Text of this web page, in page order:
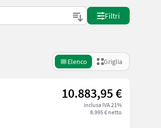
Filtri
Elenco Griglia
10.883,95 €
inclusa IVA 21%
8.995 € netto